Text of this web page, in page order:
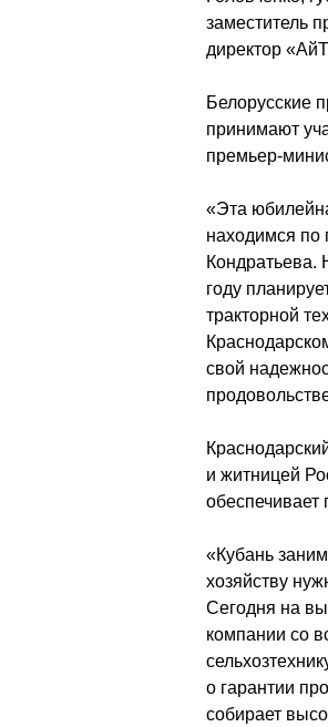
заместитель
директор
Белорусские
принимают
премьер-
«Эта
находимся по
Кондратьева.
году
тракторной
свой
и житницей
обеспечивает
«Кубань
хозяйству
Сегодня на
компании со
о гарантии
собирает